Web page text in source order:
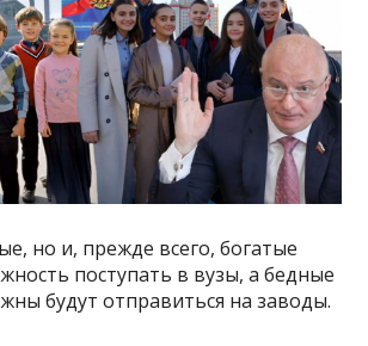
но и, прежде всего, богатые
поступать в вузы, а бедные
будут отправиться на заводы.